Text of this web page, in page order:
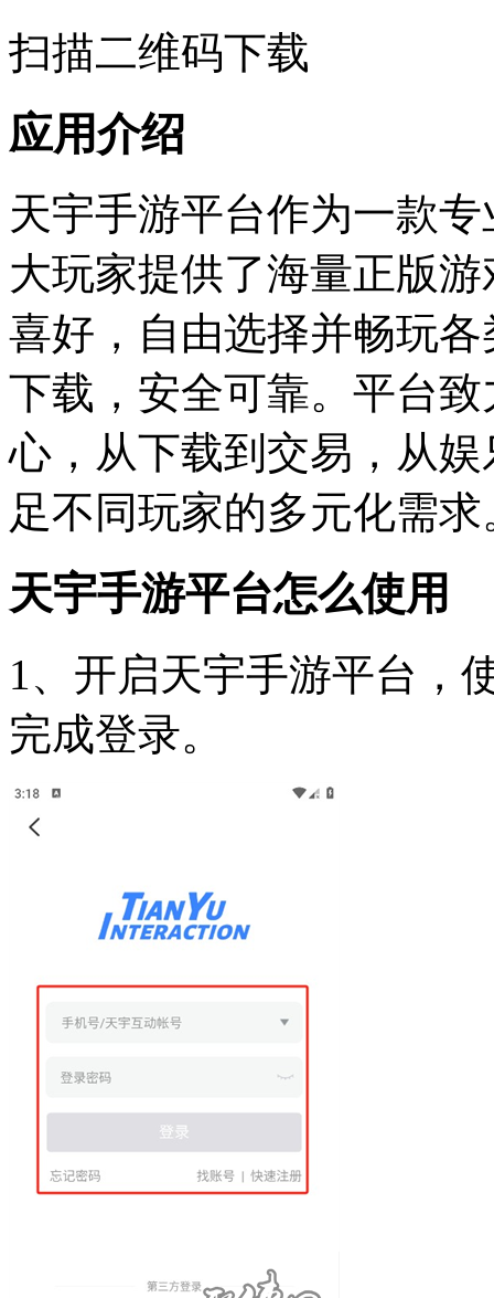
扫描二维码下载
应用介绍
天宇手游平台作为一款
大玩家提供了海量正版
喜好，自由选择并畅玩
下载，安全可靠。平台
心，从下载到交易，从
足不同玩家的多元化需求
天宇手游平台怎么使用
1、开启天宇手游平台，
完成登录。